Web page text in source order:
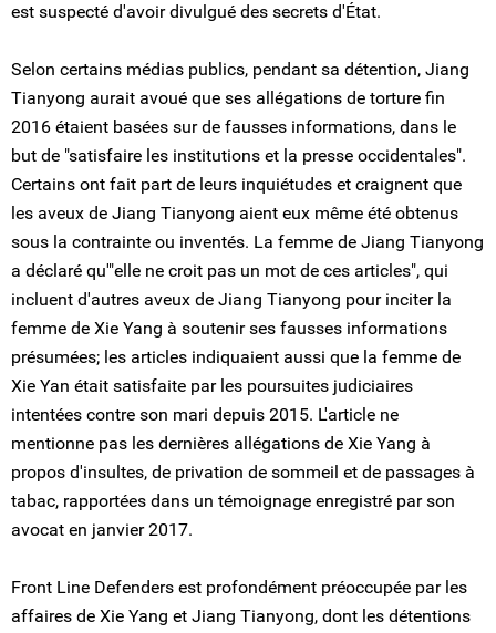
est suspecté d'avoir divulgué des secrets d'État.
Selon certains médias publics, pendant sa détention, Jiang
Tianyong aurait avoué que ses allégations de torture fin
2016 étaient basées sur de fausses informations, dans le
but de "satisfaire les institutions et la presse occidentales".
Certains ont fait part de leurs inquiétudes et craignent que
les aveux de Jiang Tianyong aient eux même été obtenus
sous la contrainte ou inventés. La femme de Jiang Tianyong
a déclaré qu'"elle ne croit pas un mot de ces articles", qui
incluent d'autres aveux de Jiang Tianyong pour inciter la
femme de Xie Yang à soutenir ses fausses informations
présumées; les articles indiquaient aussi que la femme de
Xie Yan était satisfaite par les poursuites judiciaires
intentées contre son mari depuis 2015. L'article ne
mentionne pas les dernières allégations de Xie Yang à
propos d'insultes, de privation de sommeil et de passages à
tabac, rapportées dans un témoignage enregistré par son
avocat en janvier 2017.
Front Line Defenders est profondément préoccupée par les
affaires de Xie Yang et Jiang Tianyong, dont les détentions